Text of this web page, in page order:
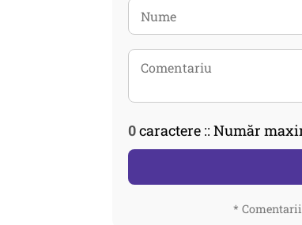
0caractere :: Număr
*